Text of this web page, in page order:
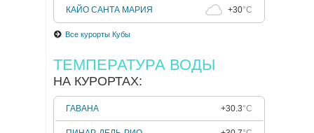
КАЙО САНТА МАРИЯ +30°C
Все курорты Кубы
ТЕМПЕРАТУРА ВОДЫ
НА КУРОРТАХ:
ГАВАНА +30.3°C